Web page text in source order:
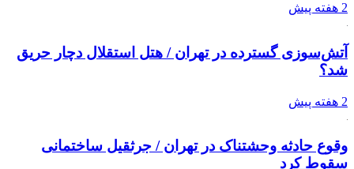
2 هفته پیش
آتش‌سوزی گسترده در تهران / هتل استقلال دچار حریق
شد؟
2 هفته پیش
وقوع حادثه وحشتناک در تهران / جرثقیل ساختمانی
سقوط کرد